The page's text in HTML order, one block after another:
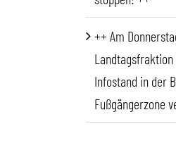
++ Am
Infostand in der
Fußgängerzone